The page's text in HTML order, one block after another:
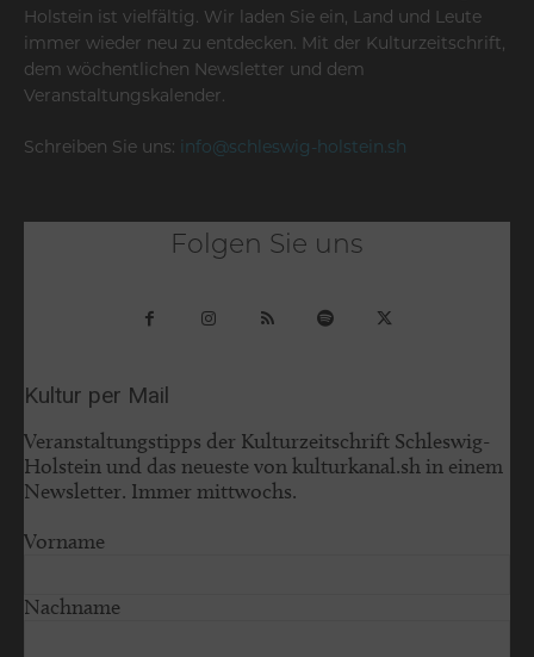
Holstein ist vielfältig. Wir laden Sie ein, Land und Leute
immer wieder neu zu entdecken. Mit der Kulturzeitschrift,
dem wöchentlichen Newsletter und dem
Veranstaltungskalender.
Schreiben Sie uns: info@schleswig-holstein.sh
Folgen Sie uns
Kultur per Mail
Veranstaltungstipps der Kulturzeitschrift Schleswig-
Holstein und das neueste von kulturkanal.sh in einem
Newsletter. Immer mittwochs.
Vorname
Nachname